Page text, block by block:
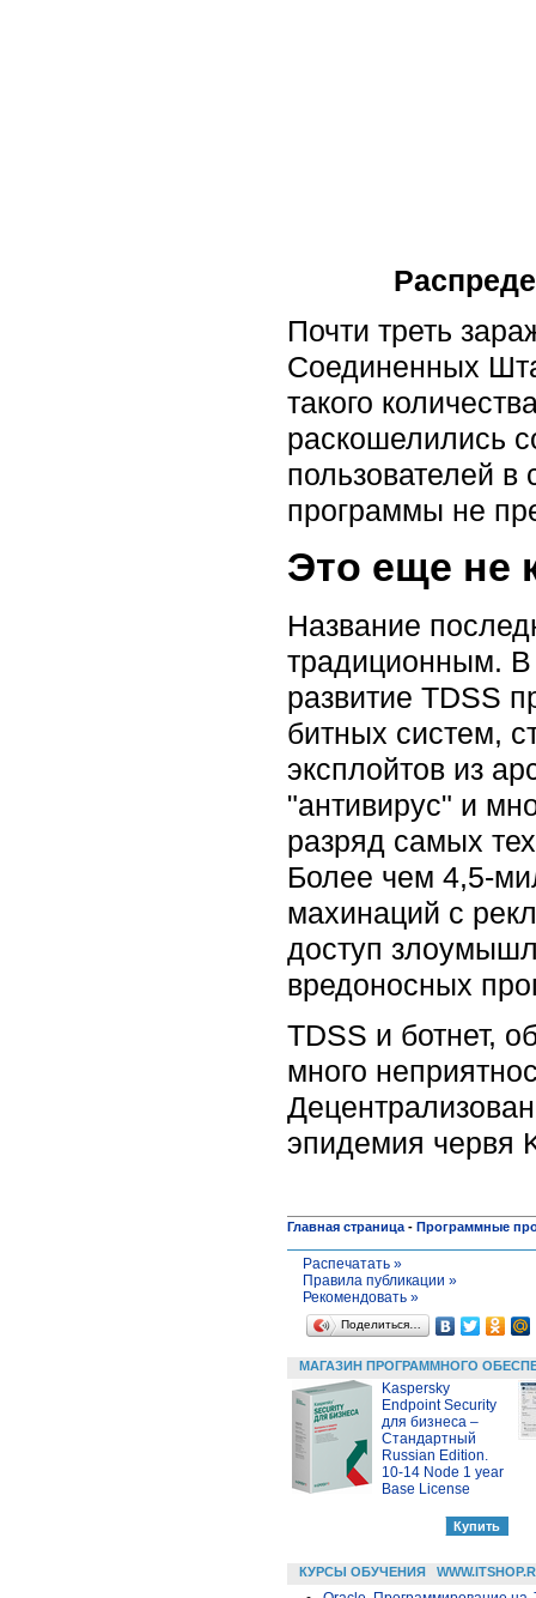
Почти треть
Соединенных
такого
раскошелились
пользователей в
программы не
Это еще не
Название
традиционным. В
развитие TDSS
битных систем,
эксплойтов из
"антивирус" и
разряд самых
Более чем 4,5-
махинаций с
доступ
вредоносных
TDSS и ботнет,
много
эпидемия червя
Главная страница - Программные
Распечатать »
Правила публикации »
Рекомендовать »
Поделиться…
МАГАЗИН ПРОГРАММНОГО
Kaspersky
Endpoint Security
для бизнеса –
Стандартный
Russian Edition.
10-14 Node 1 year
Base License
КУРСЫ ОБУЧЕНИЯ